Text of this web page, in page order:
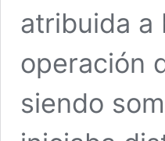
atribuida a
operación
siendo